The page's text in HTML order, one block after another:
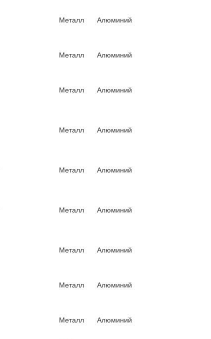
Металл Алюминий
Металл Алюминий
Металл Алюминий
Металл Алюминий
Металл Алюминий
Металл Алюминий
Металл Алюминий
Металл Алюминий
Металл Алюминий